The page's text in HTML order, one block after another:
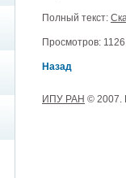
Полный текст:
Просмотров:
Назад
ИПУ РАН © 2007.